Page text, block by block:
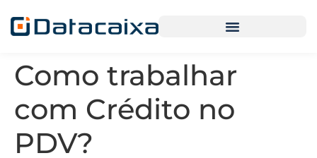
Como trabalhar
com Crédito no
PDV?